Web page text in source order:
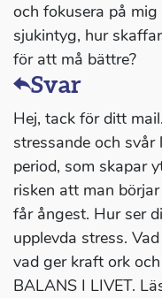
och fokusera på
sjukintyg, hur
för att må bättre?
Svar
Hej, tack för ditt
stressande och
period, som skapar
risken att man
får ångest. Hur ser
upplevda stress.
vad ger kraft ork
BALANS I LIVET.